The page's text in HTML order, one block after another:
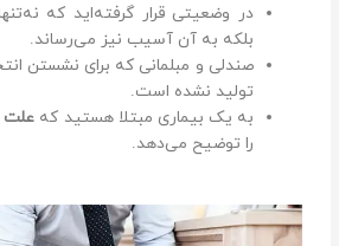
در وضعیتی قرار گرفته‌اید که
بلکه به آن آسیب نیز می‌رساند.
صندلی و مبلمانی که برای نشستن
تولید نشده است.
به یک بیماری مبتلا هستید که علت
را توضیح می‌دهد.